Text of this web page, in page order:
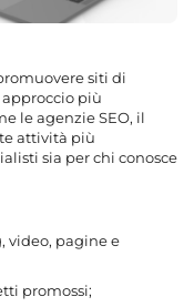
siti di
più
le agenzie SEO, il
attività più
sia per chi conosce
video, pagine e
promossi;